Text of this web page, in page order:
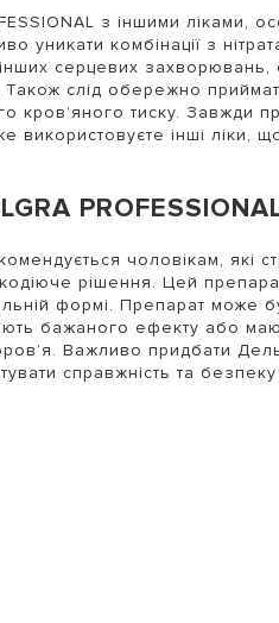
з іншими ліками,
уникати комбінації з
серцевих
Також слід обережно
кров’яного тиску. Завжди
інші ліки,
чоловікам, які
рішення. Цей
формі. Препарат може
бажаного ефекту або
Важливо придбати
справжність та безпеку